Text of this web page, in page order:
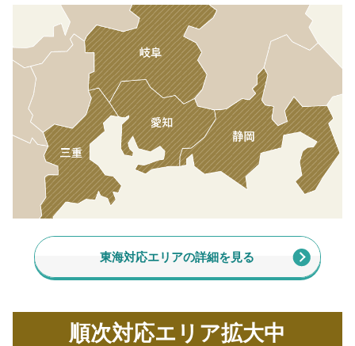
東海対応エリアの詳細を見る
順次対応エリア拡大中